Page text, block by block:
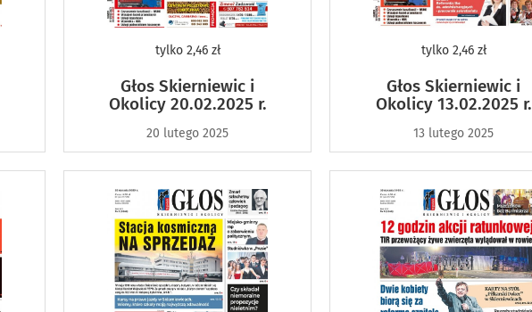
tylko2,46 zł
Głos Skierniewic i
Okolicy 20.02.2025 r.
20 lutego 2025
tylko2,46 zł
Głos Skierniewic i
Okolicy 13.02.2025 r.
13 lutego 2025